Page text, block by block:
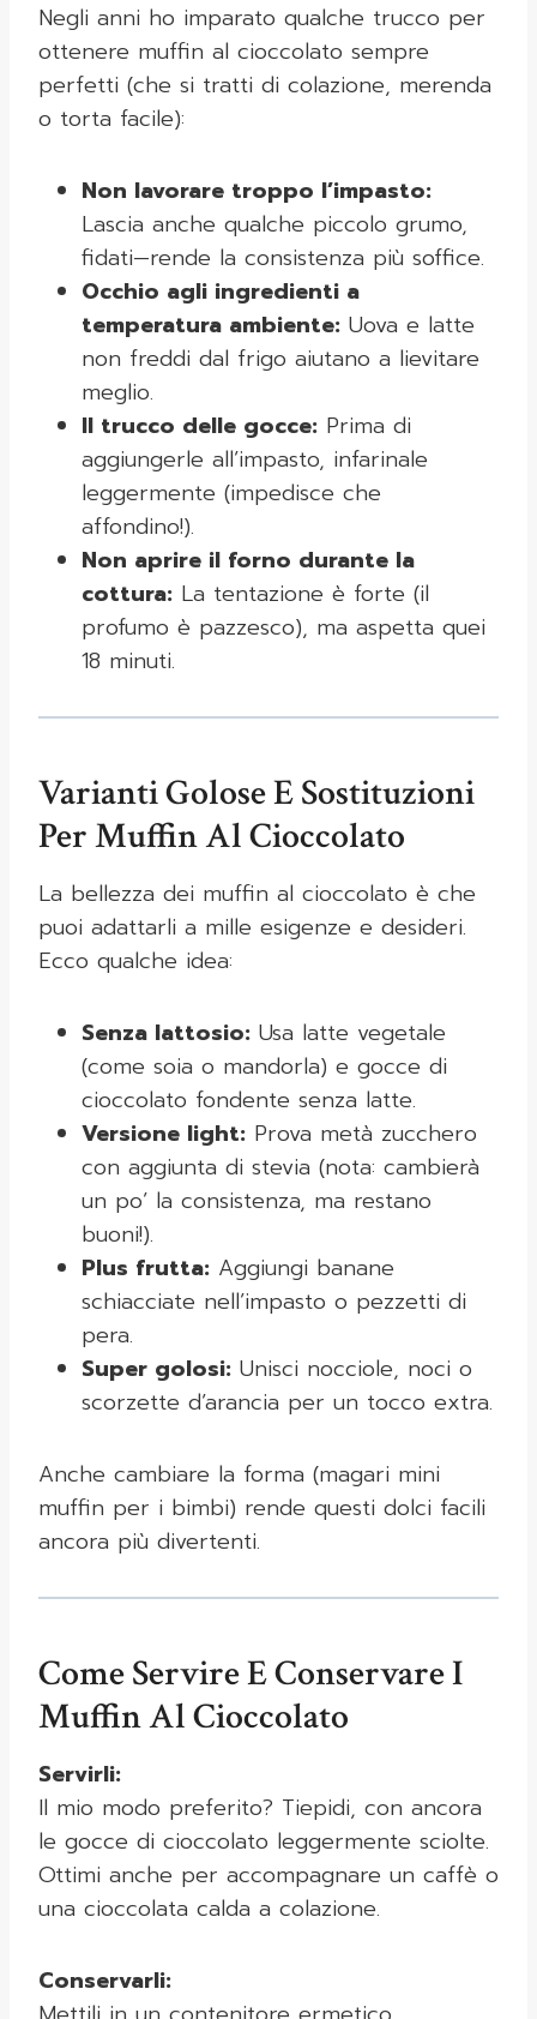
Negli anni ho imparato qualche trucco per
ottenere muffin al cioccolato sempre
perfetti (che si tratti di colazione, merenda
o torta facile):
Non lavorare troppo l’impasto:
Lascia anche qualche piccolo grumo,
fidati—rende la consistenza più soffice.
Occhio agli ingredienti a
temperatura ambiente: Uova e latte
non freddi dal frigo aiutano a lievitare
meglio.
Il trucco delle gocce: Prima di
aggiungerle all’impasto, infarinale
leggermente (impedisce che
affondino!).
Non aprire il forno durante la
cottura: La tentazione è forte (il
profumo è pazzesco), ma aspetta quei
18 minuti.
Varianti Golose E Sostituzioni
Per Muffin Al Cioccolato
La bellezza dei muffin al cioccolato è che
puoi adattarli a mille esigenze e desideri.
Ecco qualche idea:
Senza lattosio: Usa latte vegetale
(come soia o mandorla) e gocce di
cioccolato fondente senza latte.
Versione light: Prova metà zucchero
con aggiunta di stevia (nota: cambierà
un po’ la consistenza, ma restano
buoni!).
Plus frutta: Aggiungi banane
schiacciate nell’impasto o pezzetti di
pera.
Super golosi: Unisci nocciole, noci o
scorzette d’arancia per un tocco extra.
Anche cambiare la forma (magari mini
muffin per i bimbi) rende questi dolci facili
ancora più divertenti.
Come Servire E Conservare I
Muffin Al Cioccolato
Servirli:
Il mio modo preferito? Tiepidi, con ancora
le gocce di cioccolato leggermente sciolte.
Ottimi anche per accompagnare un caffè o
una cioccolata calda a colazione.
Conservarli: